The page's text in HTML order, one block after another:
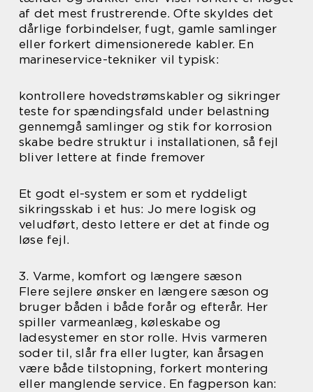
af det mest frustrerende. Ofte skyldes det
dårlige forbindelser, fugt, gamle samlinger
eller forkert dimensionerede kabler. En
marineservice-tekniker vil typisk:
kontrollere hovedstrømskabler og sikringer
teste for spændingsfald under belastning
gennemgå samlinger og stik for korrosion
skabe bedre struktur i installationen, så fejl
bliver lettere at finde fremover
Et godt el-system er som et ryddeligt
sikringsskab i et hus: Jo mere logisk og
veludført, desto lettere er det at finde og
løse fejl.
3. Varme, komfort og længere sæson
Flere sejlere ønsker en længere sæson og
bruger båden i både forår og efterår. Her
spiller varmeanlæg, køleskabe og
ladesystemer en stor rolle. Hvis varmeren
soder til, slår fra eller lugter, kan årsagen
være både tilstopning, forkert montering
eller manglende service. En fagperson kan: